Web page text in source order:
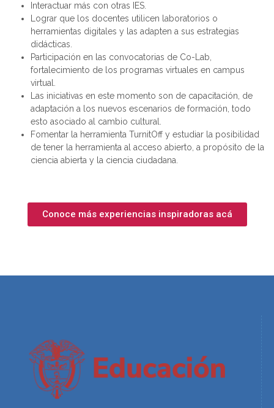
Interactuar más con otras IES.
Lograr que los docentes utilicen laboratorios o
herramientas digitales y las adapten a sus estrategias
didácticas.
Participación en las convocatorias de Co-Lab,
fortalecimiento de los programas virtuales en campus
virtual.
Las iniciativas en este momento son de capacitación, de
adaptación a los nuevos escenarios de formación, todo
esto asociado al cambio cultural.
Fomentar la herramienta TurnitOff y estudiar la posibilidad
de tener la herramienta al acceso abierto, a propósito de la
ciencia abierta y la ciencia ciudadana.
Conoce más experiencias inspiradoras acá